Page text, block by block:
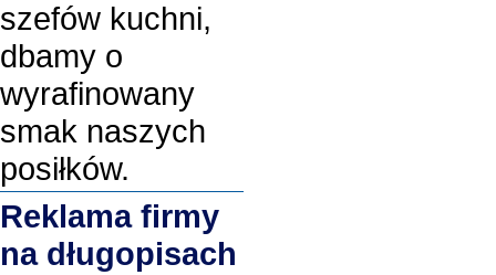
szefów kuchni,
dbamy o
wyrafinowany
smak naszych
posiłków.
Reklama firmy
na długopisach